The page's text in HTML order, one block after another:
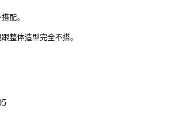
配。
整体造型完全不搭。